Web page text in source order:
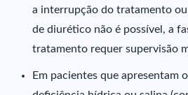
a interrupção do tratamento
de diurético não é possível, a
tratamento requer supervisão
Em pacientes que apresentam